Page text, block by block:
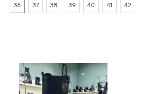
36
37 38 39 40 41 42